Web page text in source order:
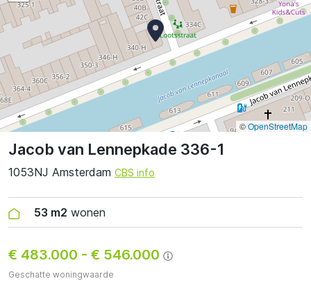
Jacob van Lennepkade 336-1
1053NJ Amsterdam CBS info
53 m2 wonen
€ 483.000 - € 546.000
Geschatte woningwaarde
©OpenStreetMap